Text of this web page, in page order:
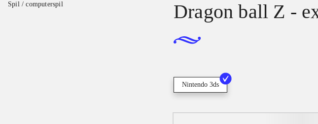
Spil / computerspil Dragon ball Z -
Nintendo 3ds